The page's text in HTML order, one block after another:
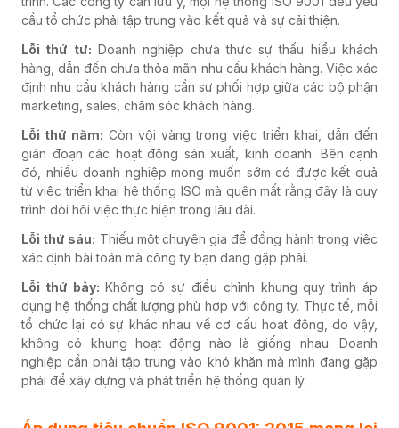
cầu tổ chức phải tập trung vào kết quả và sự cải thiện.
Lỗi thứ tư: Doanh nghiệp chưa thực sự thấu hiểu khách
hàng, dẫn đến chưa thỏa mãn nhu cầu khách hàng. Việc xác
định nhu cầu khách hàng cần sự phối hợp giữa các bộ phận
marketing, sales, chăm sóc khách hàng.
Lỗi thứ năm: Còn vội vàng trong việc triển khai, dẫn đến
gián đoạn các hoạt động sản xuất, kinh doanh. Bên cạnh
đó, nhiều doanh nghiệp mong muốn sớm có được kết quả
từ việc triển khai hệ thống ISO mà quên mất rằng đây là quy
trình đòi hỏi việc thực hiện trong lâu dài.
Lỗi thứ sáu: Thiếu một chuyên gia để đồng hành trong việc
xác định bài toán mà công ty bạn đang gặp phải.
Lỗi thứ bảy: Không có sự điều chỉnh khung quy trình áp
dụng hệ thống chất lượng phù hợp với công ty. Thực tế, mỗi
tổ chức lại có sự khác nhau về cơ cấu hoạt động, do vậy,
không có khung hoạt động nào là giống nhau. Doanh
nghiệp cần phải tập trung vào khó khăn mà mình đang gặp
phải để xây dựng và phát triển hệ thống quản lý.